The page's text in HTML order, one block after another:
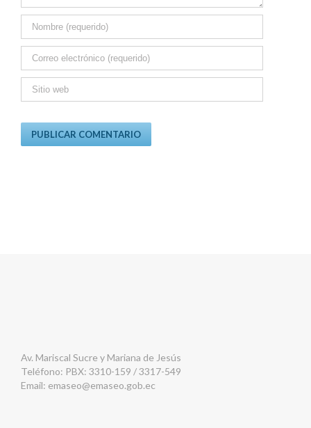
Av. Mariscal Sucre y Mariana de Jesús
Teléfono: PBX: 3310-159 / 3317-549
Email: emaseo@emaseo.gob.ec